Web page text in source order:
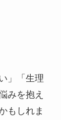
」「生理
みを抱え
もしれま